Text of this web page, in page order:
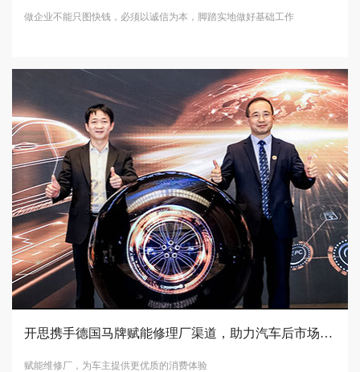
做企业不能只图快钱，必须以诚信为本，脚踏实地做好基础工作
开思携手德国马牌赋能修理厂渠道，助力汽车后市场数字化转型
赋能维修厂，为车主提供更优质的消费体验